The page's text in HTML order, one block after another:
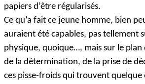
papiers d’être régularisés.
Ce qu’a fait ce jeune homme, bien
auraient été capables, pas tellement
physique, quoique…, mais sur le
de la détermination, de la prise de
ces pisse-froids qui trouvent quelque